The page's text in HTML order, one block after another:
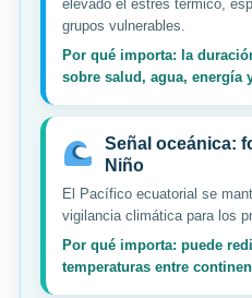
elevado el estrés térmico,
grupos vulnerables.
Por qué importa: la
sobre salud, agua, energía
Señal oceánica:
Niño
El Pacífico ecuatorial se
vigilancia climática para los
Por qué importa: puede
temperaturas entre